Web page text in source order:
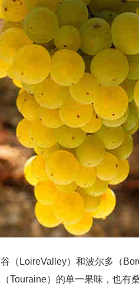
（LoireValley）和波尔多（
Touraine）的单一果味，也有